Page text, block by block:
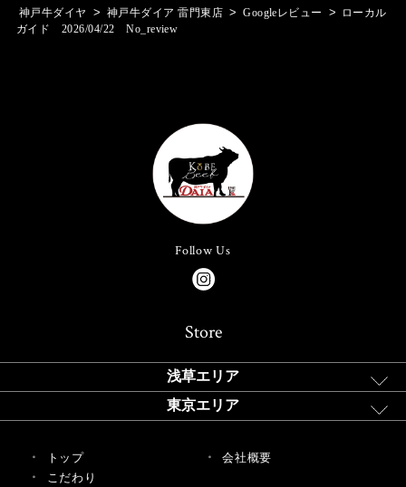
神戸牛ダイヤ > 神戸牛ダイア 雷門東店 > Googleレビュー >
ローカル
ガイド 2026/04/22 No_review
Follow Us
Store
浅草エリア
東京エリア
トップ
こだわり
会社概要